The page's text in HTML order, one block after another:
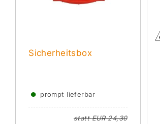
Sicherheitsbox
● prompt lieferbar
stattEUR 24,30